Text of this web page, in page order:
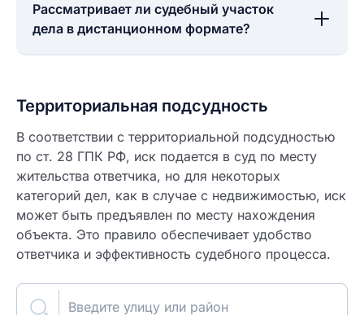
Рассматривает ли судебный участок
дела в дистанционном формате?
Территориальная подсудность
В соответствии с территориальной подсудностью
по ст. 28 ГПК РФ, иск подается в суд по месту
жительства ответчика, но для некоторых
категорий дел, как в случае с недвижимостью, иск
может быть предъявлен по месту нахождения
объекта. Это правило обеспечивает удобство
ответчика и эффективность судебного процесса.
Введите улицу или район